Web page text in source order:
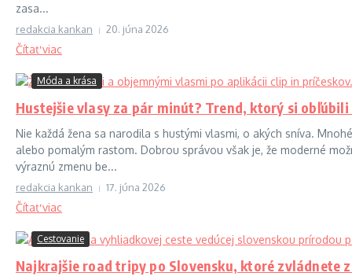
zasa...
redakcia kankan 20. júna 2026
Čítať viac
Móda a krása
Hustejšie vlasy za pár minút? Trend, ktorý si
Nie každá žena sa narodila s hustými vlasmi, o akých sníva.
alebo pomalým rastom. Dobrou správou však je, že moderné
výraznú zmenu be...
redakcia kankan 17. júna 2026
Čítať viac
Cestovanie
Najkrajšie road tripy po Slovensku, ktoré zvládnete